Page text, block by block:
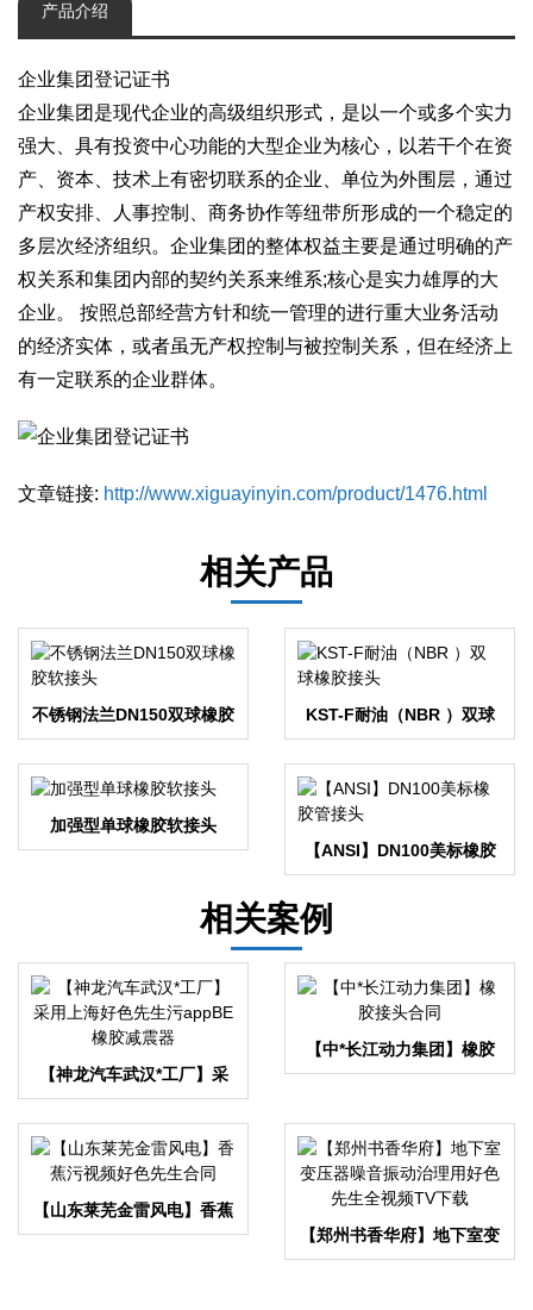
产品介绍
企业集团登记证书
企业集团是现代企业的高级组织形式，是以一个或多个实力
强大、具有投资中心功能的大型企业为核心，以若干个在资
产、资本、技术上有密切联系的企业、单位为外围层，通过
产权安排、人事控制、商务协作等纽带所形成的一个稳定的
多层次经济组织。企业集团的整体权益主要是通过明确的产
权关系和集团内部的契约关系来维系;核心是实力雄厚的大
企业。 按照总部经营方针和统一管理的进行重大业务活动
的经济实体，或者虽无产权控制与被控制关系，但在经济上
有一定联系的企业群体。
文章链接: http://www.xiguayinyin.com/product/1476.html
相关产品
不锈钢法兰DN150双球橡胶
软接头
KST-F耐油（NBR ）双球
橡胶接头
加强型单球橡胶软接头
【ANSI】DN100美标橡胶
管接头
相关案例
【神龙汽车武汉*工厂】采
用上海好色先生污appBE橡
胶减震器
【中*长江动力集团】橡胶
接头合同
【山东莱芜金雷风电】香蕉
污视频好色先生合同
【郑州书香华府】地下室变
压器噪音振动治理用好色先